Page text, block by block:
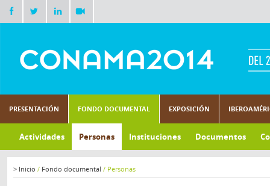
PRESENTACIÓN FONDO DOCUMENTAL EXPOSICIÓN
Actividades Personas Instituciones Documentos
> Inicio / Fondo documental / Personas